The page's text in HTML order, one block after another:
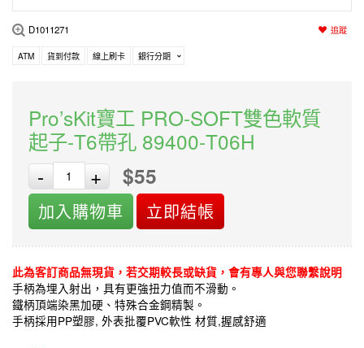
D1011271 追蹤
ATM 貨到付款 線上刷卡 銀行分期
Pro’sKit寶工 PRO-SOFT雙色軟質
起子-T6帶孔 89400-T06H
-
+ $55
加入購物車 立即結帳
此為客訂商品無現貨，若交期較長或缺貨，會有專人與您聯繫說明
手柄為埋入射出，具有更強扭力值而不滑動。
鐵柄頂端染黑加硬、特殊合金鋼精製。
手柄採用PP塑膠, 外表批覆PVC軟性 材質,握感舒適